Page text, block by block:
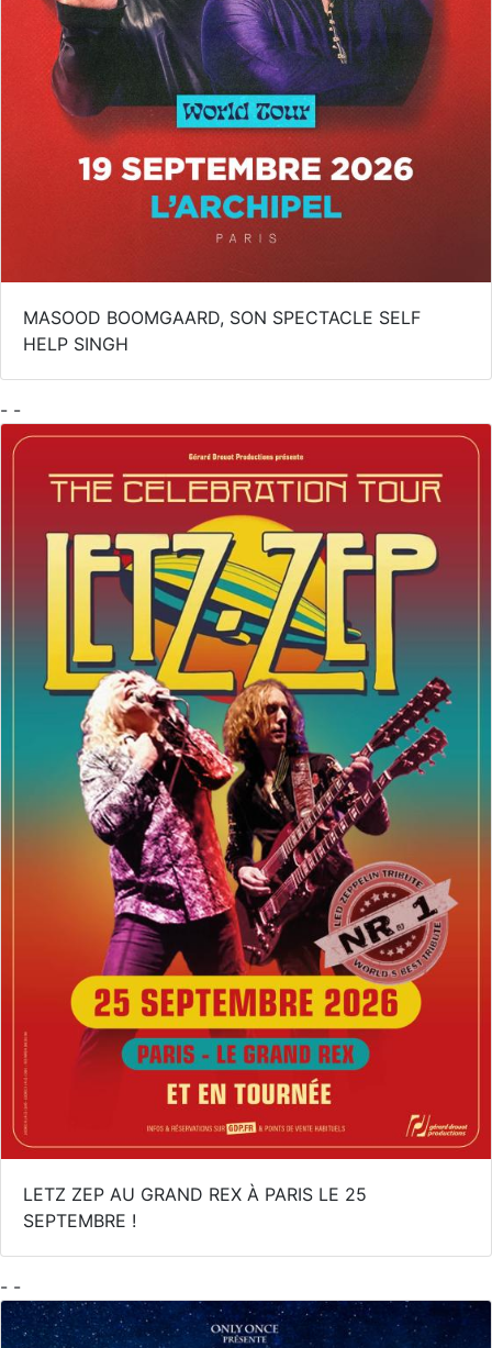
MASOOD BOOMGAARD, SON SPECTACLE SELF
HELP SINGH
- -
LETZ ZEP AU GRAND REX À PARIS LE 25
SEPTEMBRE !
- -